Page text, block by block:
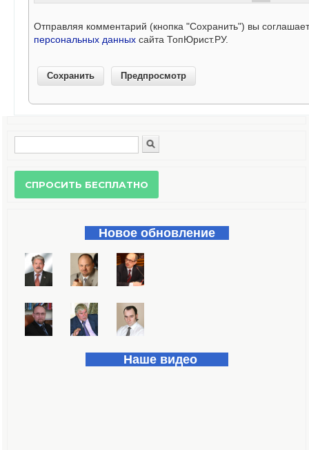
Отправляя комментарий (кнопка "Сохранить") вы
персональных данных сайта ТопЮрист.РУ.
Форма поиска
Новое обновление
Наше видео